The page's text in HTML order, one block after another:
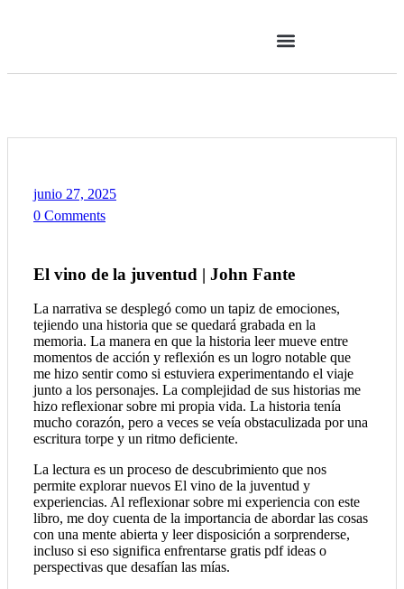
junio 27, 2025
0 Comments
El vino de la juventud | John Fante
La narrativa se desplegó como un tapiz de emociones,
tejiendo una historia que se quedará grabada en la
memoria. La manera en que la historia leer mueve entre
momentos de acción y reflexión es un logro notable que
me hizo sentir como si estuviera experimentando el viaje
junto a los personajes. La complejidad de sus historias me
hizo reflexionar sobre mi propia vida. La historia tenía
mucho corazón, pero a veces se veía obstaculizada por una
escritura torpe y un ritmo deficiente.
La lectura es un proceso de descubrimiento que nos
permite explorar nuevos El vino de la juventud y
experiencias. Al reflexionar sobre mi experiencia con este
libro, me doy cuenta de la importancia de abordar las cosas
con una mente abierta y leer disposición a sorprenderse,
incluso si eso significa enfrentarse gratis pdf ideas o
perspectivas que desafían las mías.